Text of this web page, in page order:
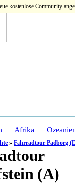
kostenlose Community
Afrika
» Fahrradtour Padborg
(A)